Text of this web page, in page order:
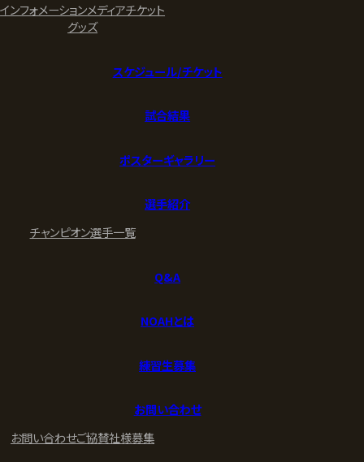
インフォメーションメディアチケット
グッズ
スケジュール/チケット
試合結果
ポスターギャラリー
選手紹介
チャンピオン選手一覧
Q&A
NOAHとは
練習生募集
お問い合わせ
お問い合わせご協賛社様募集